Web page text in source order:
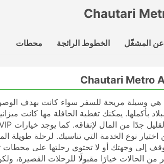
Chautari
عن المشغّل
الخطوط الرائجة محطات
هي وسيلة مريحة للسفر سواء كانت بهدف
بأكملها. يمكنك تغطية الحافلة مها كانت
إلى وجهتك أو لا تحتوي رحلتها على
من الحالات خيارًا مقبولًا للرحلات القصيرة،